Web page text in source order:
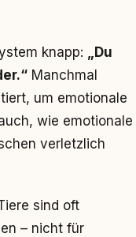
knapp: „Du
Manchmal
um emotionale
wie emotionale
verletzlich
sind oft
– nicht für